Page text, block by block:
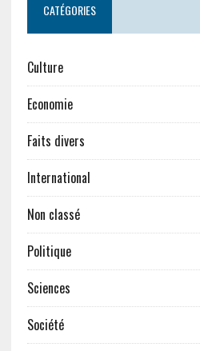
CATÉGORIES
Culture
Economie
Faits divers
International
Non classé
Politique
Sciences
Société